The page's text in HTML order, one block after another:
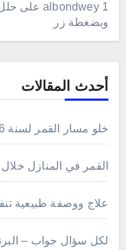
albondwey 1على
وبضغطة زر
أحدث المقالات
خلو مسار القمر لسنة 2026
القمر في المنازل خلال عام 2026 _
علاج ووصفة طبيعية
لكل سؤال جواب –